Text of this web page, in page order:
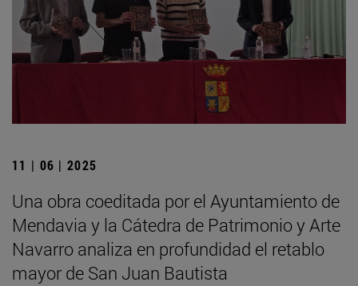
11 | 06 | 2025
Una obra coeditada por el Ayuntamiento de
Mendavia y la Cátedra de Patrimonio y Arte
Navarro analiza en profundidad el retablo
mayor de San Juan Bautista